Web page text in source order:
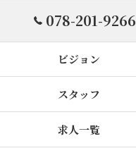
078-201-9266
ビジョン
スタッフ
求人一覧